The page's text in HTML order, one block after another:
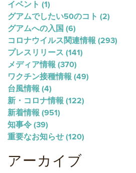
イベント (1)
グアムでしたい50のコト (2)
グアムへの入国 (6)
コロナウイルス関連情報 (293)
プレスリリース (141)
メディア情報 (370)
ワクチン接種情報 (49)
台風情報 (4)
新・コロナ情報 (122)
新着情報 (951)
知事令(39)
重要なお知らせ(120)
アーカイブ